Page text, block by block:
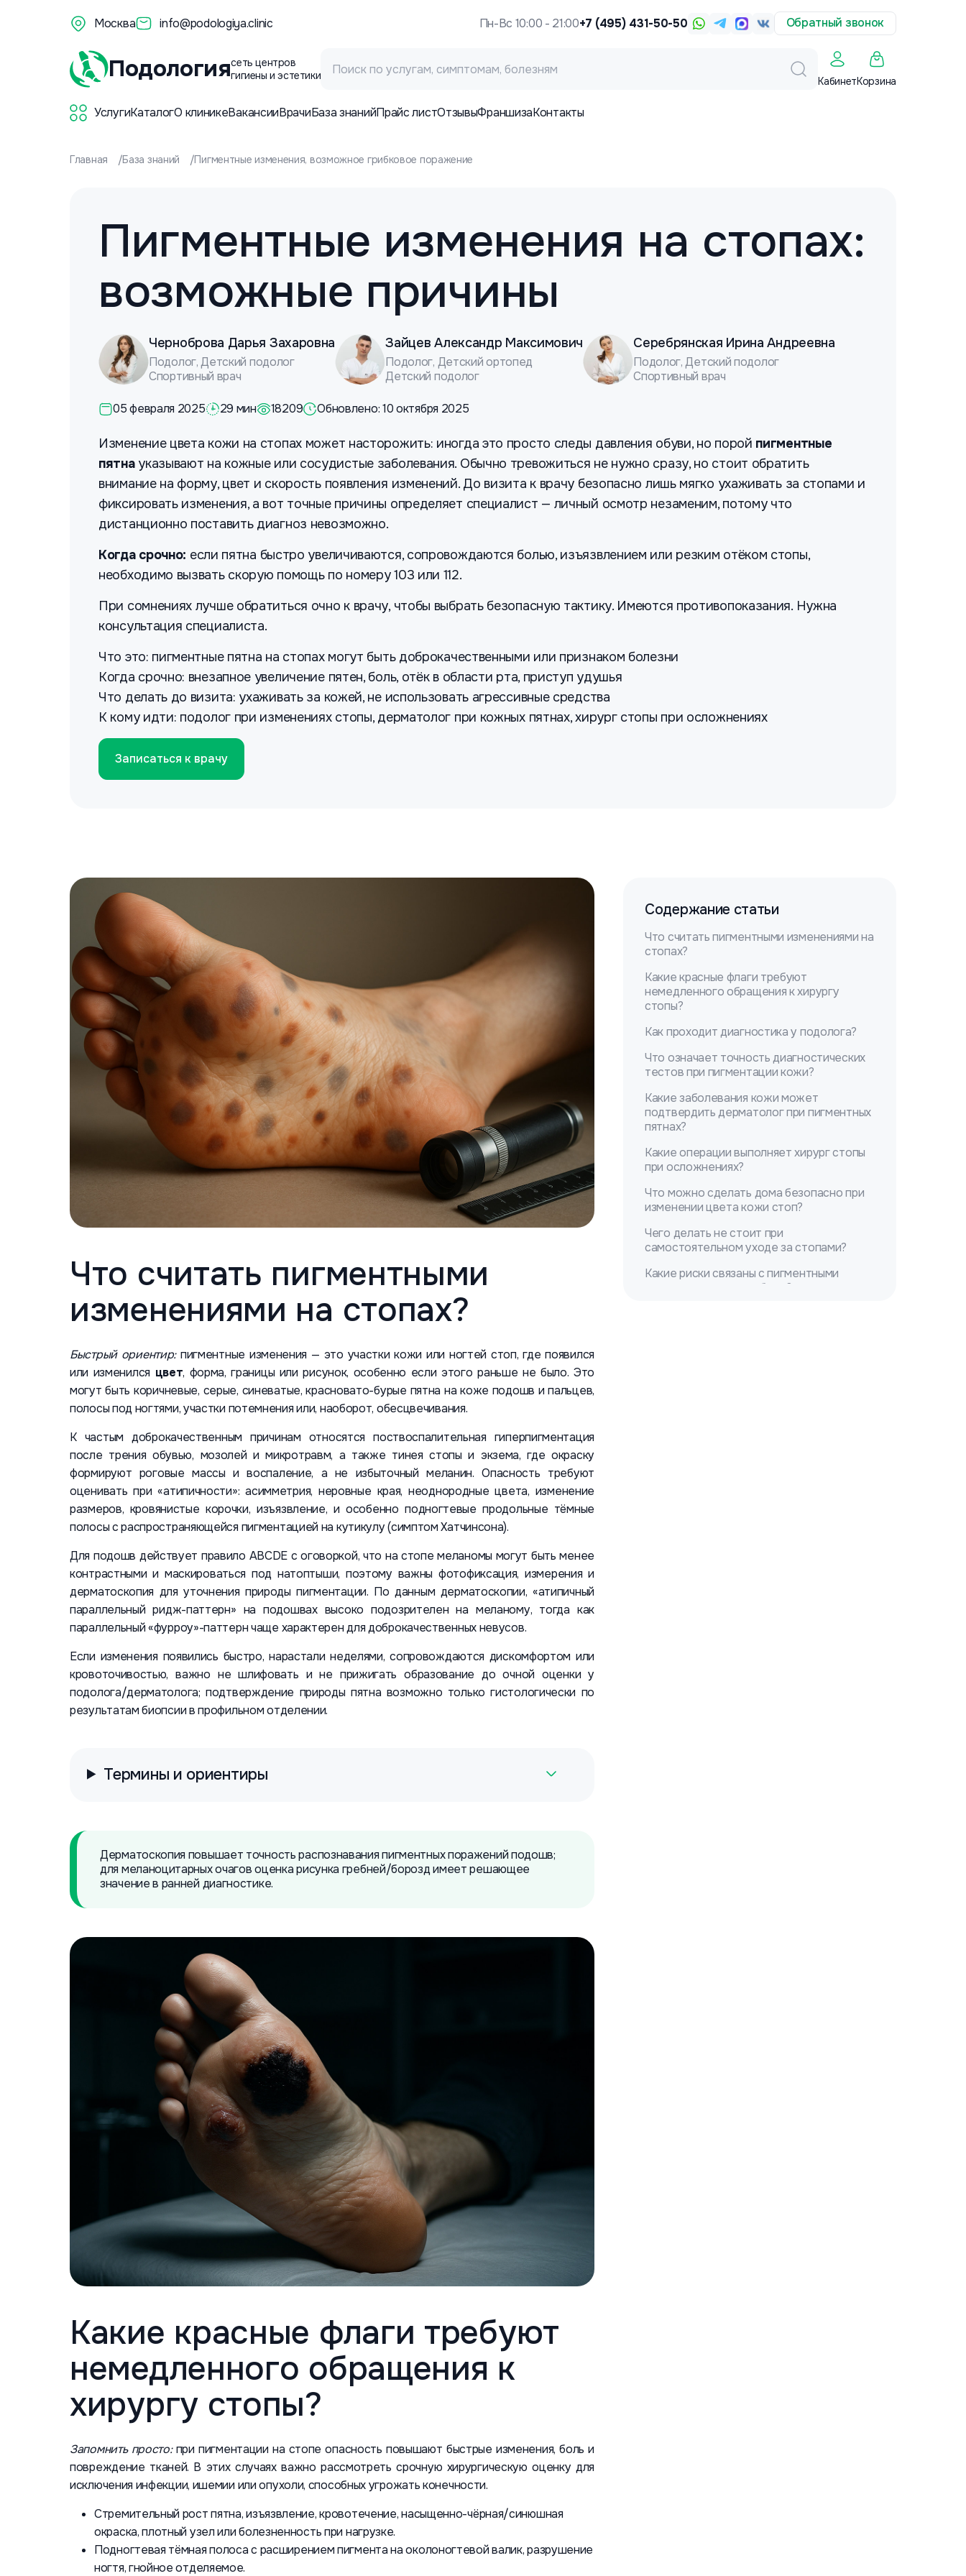
Москва info@podologiya.clinic Пн-Вс 10:00 - 21:00+7 (495) 431-50-50 Обратный звонок
Подологиясеть центров
гигиены и эстетики
КабинетКорзина
УслугиКаталогО клиникеВакансииВрачиБаза знанийПрайс листОтзывыФраншизаКонтакты
Главная База знаний Пигментные изменения, возможное грибковое поражение
Пигментные изменения на стопах:
возможные причины
Черноброва Дарья Захаровна
Подолог, Детский подолог
Спортивный врач
Зайцев Александр Максимович
Подолог, Детский ортопед
Детский подолог
Серебрянская Ирина Андреевна
Подолог, Детский подолог
Спортивный врач
05 февраля 2025 29 мин 18209 Обновлено: 10 октября 2025
Изменение цвета кожи на стопах может насторожить: иногда это просто следы давления обуви, но порой пигментные
пятнауказывают на кожные или сосудистые заболевания. Обычно тревожиться не нужно сразу, но стоит обратить
внимание на форму, цвет и скорость появления изменений. До визита к врачу безопасно лишь мягко ухаживать за стопами и
фиксировать изменения, а вот точные причины определяет специалист — личный осмотр незаменим, потому что
дистанционно поставить диагноз невозможно.
Когда срочно: если пятна быстро увеличиваются, сопровождаются болью, изъязвлением или резким отёком стопы,
необходимо вызвать скорую помощь по номеру 103 или 112.
При сомнениях лучше обратиться очно к врачу, чтобы выбрать безопасную тактику. Имеются противопоказания. Нужна
консультация специалиста.
Что это: пигментные пятна на стопах могут быть доброкачественными или признаком болезни
Когда срочно: внезапное увеличение пятен, боль, отёк в области рта, приступ удушья
Что делать до визита: ухаживать за кожей, не использовать агрессивные средства
К кому идти: подолог при изменениях стопы, дерматолог при кожных пятнах, хирург стопы при осложнениях
Записаться к врачу
Что считать пигментными
изменениями на стопах?
Быстрый ориентир:пигментные изменения — это участки кожи или ногтей стоп, где появился
или изменился цвет, форма, границы или рисунок, особенно если этого раньше не было. Это
могут быть коричневые, серые, синеватые, красновато-бурые пятна на коже подошв и пальцев,
полосы под ногтями, участки потемнения или, наоборот, обесцвечивания.
К частым доброкачественным причинам относятся поствоспалительная гиперпигментация
после трения обувью, мозолей и микротравм, а также тинея стопы и экзема, где окраску
формируют роговые массы и воспаление, а не избыточный меланин. Опасность требуют
оценивать при «атипичности»: асимметрия, неровные края, неоднородные цвета, изменение
размеров, кровянистые корочки, изъязвление, и особенно подногтевые продольные тёмные
полосы с распространяющейся пигментацией на кутикулу (симптом Хатчинсона).
Для подошв действует правило ABCDE с оговоркой, что на стопе меланомы могут быть менее
контрастными и маскироваться под натоптыши, поэтому важны фотофиксация, измерения и
дерматоскопия для уточнения природы пигментации. По данным дерматоскопии, «атипичный
параллельный ридж-паттерн» на подошвах высоко подозрителен на меланому, тогда как
параллельный «фурроу»-паттерн чаще характерен для доброкачественных невусов.
Если изменения появились быстро, нарастали неделями, сопровождаются дискомфортом или
кровоточивостью, важно не шлифовать и не прижигать образование до очной оценки у
подолога/дерматолога; подтверждение природы пятна возможно только гистологически по
результатам биопсии в профильном отделении.
Термины и ориентиры
Дерматоскопия повышает точность распознавания пигментных поражений подошв;
для меланоцитарных очагов оценка рисунка гребней/борозд имеет решающее
значение в ранней диагностике.
Какие красные флаги требуют
немедленного обращения к
хирургу стопы?
Запомнить просто:при пигментации на стопе опасность повышают быстрые изменения, боль и
повреждение тканей. В этих случаях важно рассмотреть срочную хирургическую оценку для
исключения инфекции, ишемии или опухоли, способных угрожать конечности.
Стремительный рост пятна, изъязвление, кровотечение, насыщенно-чёрная/синюшная
окраска, плотный узел или болезненность при нагрузке.
Подногтевая тёмная полоса с расширением пигмента на околоногтевой валик, разрушение
ногтя, гнойное отделяемое.
Содержание статьи
Что считать пигментными изменениями на
стопах?
Какие красные флаги требуют
немедленного обращения к хирургу
стопы?
Как проходит диагностика у подолога?
Что означает точность диагностических
тестов при пигментации кожи?
Какие заболевания кожи может
подтвердить дерматолог при пигментных
пятнах?
Какие операции выполняет хирург стопы
при осложнениях?
Что можно сделать дома безопасно при
изменении цвета кожи стоп?
Чего делать не стоит при
самостоятельном уходе за стопами?
Какие риски связаны с пигментными
изменениями при диабете?